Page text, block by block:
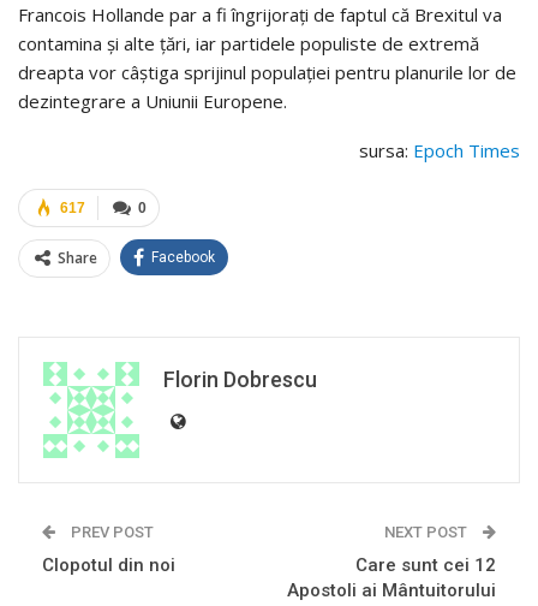
Francois Hollande par a fi îngrijoraţi de faptul că Brexitul va
contamina şi alte ţări, iar partidele populiste de extremă
dreapta vor câştiga sprijinul populaţiei pentru planurile lor de
dezintegrare a Uniunii Europene.
sursa: Epoch Times
0
617
Share Facebook
Florin Dobrescu
PREV POST
Clopotul din noi
NEXT POST
Care sunt cei 12
Apostoli ai Mântuitorului